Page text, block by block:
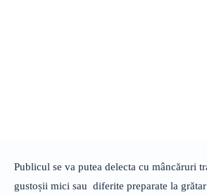
Publicul se va putea delecta cu mâncăruri
gustoșii mici sau diferite preparate la